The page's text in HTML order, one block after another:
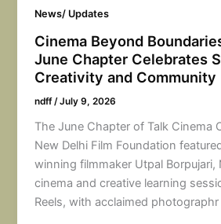
News/ Updates
Cinema Beyond
June Chapter Celebrates
Creativity and Community
ndff /July 9, 2026
The June Chapter of Talk Cinema
New Delhi Film Foundation
winning filmmaker Utpal Borpujari,
cinema and creative learning
Reels, with acclaimed photographr